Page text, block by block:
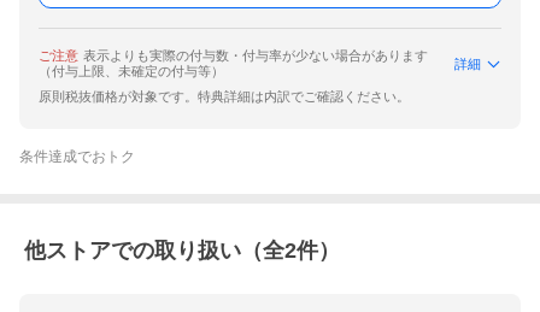
ご注意 表示よりも実際の付与数・付与率が少ない場合があります
（付与上限、未確定の付与等）
詳細
原則税抜価格が対象です。特典詳細は内訳でご確認ください。
条件達成でおトク
他ストアでの取り扱い（全2件）